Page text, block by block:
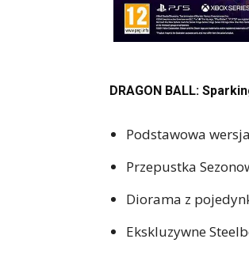
DRAGON BALL:
Podstawowa
Przepustka
Diorama z
Ekskluzywne